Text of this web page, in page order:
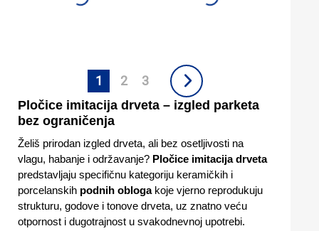
1 2 3
Pločice imitacija drveta – izgled parketa
bez ograničenja
Želiš prirodan izgled drveta, ali bez osetljivosti na
vlagu, habanje i održavanje? Pločice imitacija drveta
predstavljaju specifičnu kategoriju keramičkih i
porcelanskih podnih oblogakoje vjerno reprodukuju
strukturu, godove i tonove drveta, uz znatno veću
otpornost i dugotrajnost u svakodnevnoj upotrebi.